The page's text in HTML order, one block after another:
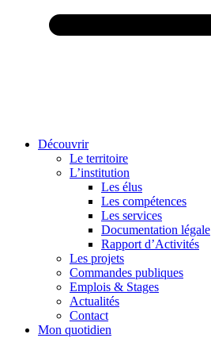
Découvrir
Le territoire
L’institution
Les élus
Les compétences
Les services
Documentation légale
Rapport d’Activités
Les projets
Commandes publiques
Emplois & Stages
Actualités
Contact
Mon quotidien